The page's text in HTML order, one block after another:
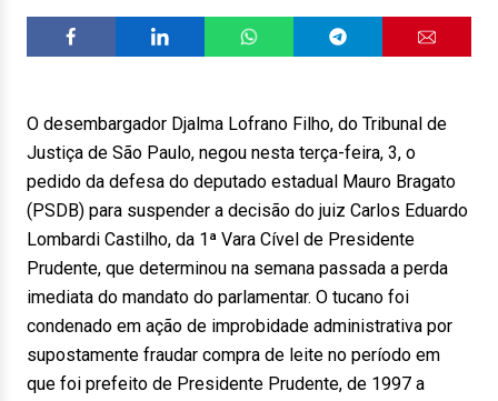
O desembargador Djalma Lofrano Filho, do Tribunal de
Justiça de São Paulo, negou nesta terça-feira, 3, o
pedido da defesa do deputado estadual Mauro Bragato
(PSDB) para suspender a decisão do juiz Carlos Eduardo
Lombardi Castilho, da 1ª Vara Cível de Presidente
Prudente, que determinou na semana passada a perda
imediata do mandato do parlamentar. O tucano foi
condenado em ação de improbidade administrativa por
supostamente fraudar compra de leite no período em
que foi prefeito de Presidente Prudente, de 1997 a